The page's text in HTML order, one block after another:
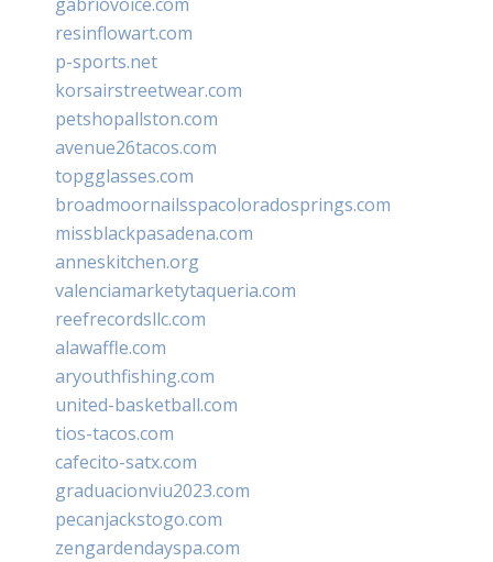
resinflowart.com
p-sports.net
korsairstreetwear.com
petshopallston.com
avenue26tacos.com
topgglasses.com
broadmoornailsspacoloradosprings.com
missblackpasadena.com
anneskitchen.org
valenciamarketytaqueria.com
reefrecordsllc.com
alawaffle.com
aryouthfishing.com
united-basketball.com
tios-tacos.com
cafecito-satx.com
graduacionviu2023.com
pecanjackstogo.com
zengardendayspa.com